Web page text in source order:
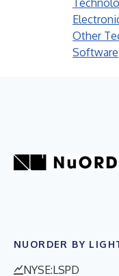
Other
Software
NUORDER BY
NYSE:LSPD